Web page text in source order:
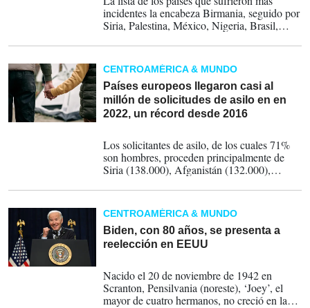
incidentes la encabeza Birmania, seguido por
Siria, Palestina, México, Nigeria, Brasil,
CENTROAMÉRICA & MUNDO
Países europeos llegaron casi al
millón de solicitudes de asilo en en
2022, un récord desde 2016
Los solicitantes de asilo, de los cuales 71%
son hombres, proceden principalmente de
Siria (138.000), Afganistán (132.000),
Colombia (43.000).
CENTROAMÉRICA & MUNDO
Biden, con 80 años, se presenta a
reelección en EEUU
Nacido el 20 de noviembre de 1942 en
Scranton, Pensilvania (noreste), ‘Joey’, el
mayor de cuatro hermanos, no creció en la